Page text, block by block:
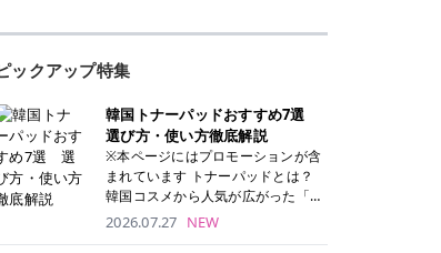
ックアップ特集
韓国トナーパッドおすすめ7選
選び方・使い方徹底解説
※本ページにはプロモーションが含
まれています トナーパッドとは？
韓国コスメから人気が広がった「ト
ナーパッド」は、化粧水や美容液を
2026.07.27 NEW